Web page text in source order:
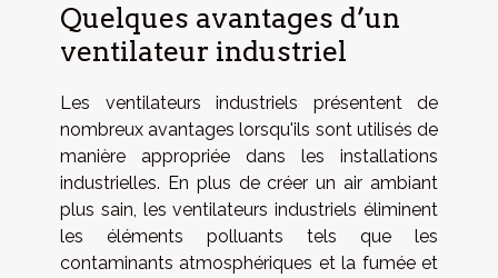
Quelques avantages d’un
ventilateur industriel
Les ventilateurs industriels présentent de
nombreux avantages lorsqu'ils sont utilisés de
manière appropriée dans les installations
industrielles. En plus de créer un air ambiant
plus sain, les ventilateurs industriels éliminent
les éléments polluants tels que les
contaminants atmosphériques et la fumée et